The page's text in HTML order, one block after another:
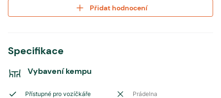
Přidat hodnocení
Specifikace
Vybavení kempu
Přístupné pro vozíčkáře Prádelna